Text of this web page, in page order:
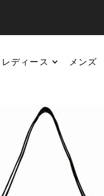
レディース メンズ